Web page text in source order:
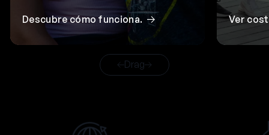
Descubre cómo funciona. Ver
Drag